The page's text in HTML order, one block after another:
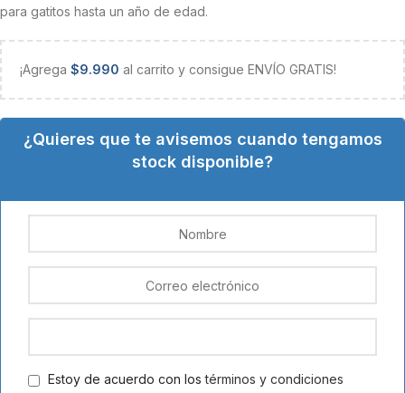
para gatitos hasta un año de edad.
¡Agrega $9.990 al carrito y consigue ENVÍO GRATIS!
¿Quieres que te avisemos cuando tengamos
stock disponible?
Estoy de acuerdo con lostérminos y condiciones